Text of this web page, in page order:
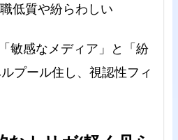
低質や紛らわしい
敏感なメディア」と「紛
プール住し、視認性フィ